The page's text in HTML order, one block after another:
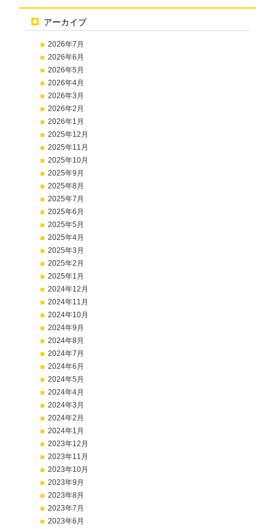
アーカイブ
2026年7月
2026年6月
2026年5月
2026年4月
2026年3月
2026年2月
2026年1月
2025年12月
2025年11月
2025年10月
2025年9月
2025年8月
2025年7月
2025年6月
2025年5月
2025年4月
2025年3月
2025年2月
2025年1月
2024年12月
2024年11月
2024年10月
2024年9月
2024年8月
2024年7月
2024年6月
2024年5月
2024年4月
2024年3月
2024年2月
2024年1月
2023年12月
2023年11月
2023年10月
2023年9月
2023年8月
2023年7月
2023年6月